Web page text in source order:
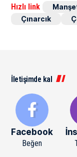
Hızlı link
Çınarcık
İletişimde kal
Facebook
Beğen